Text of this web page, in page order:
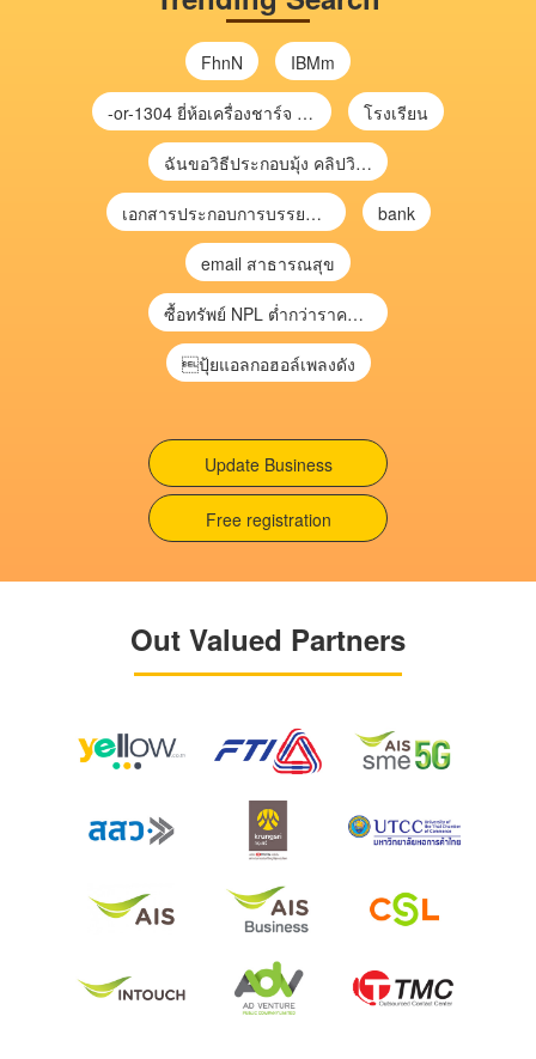
FhnN IBMm
-or-1304 ยี่ห้อเครื่องชาร์จ chargecore โรงเรียน
ฉันขอวิธีประกอบมุ้ง คลิปวิดีโอ การประกอบมุ้ง
เอกสารประกอบการบรรยาย การประเมินความเสี่ยงเพื่อวางแผนการตรวจสอบ \ bank
email สาธารณสุข
ซื้อทรัพย์ NPL ต่ำกว่าราคาตลาด 30-70% แบบไม่ต้องไปประมูล”
ปุ้ยแอลกอฮอล์เพลงดัง
Update Business
Free registration
Out Valued Partners